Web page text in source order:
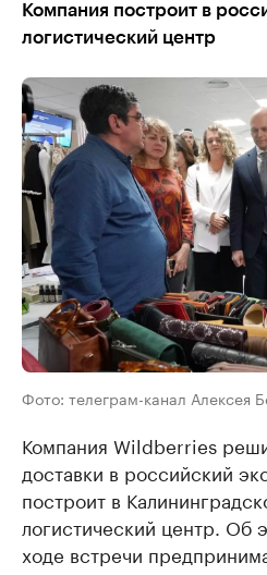
Компания построит в
логистический центр
Фото: телеграм-канал Алексея
Компания Wildberries
доставки в российский
построит в
логистический центр. Об
ходе встречи